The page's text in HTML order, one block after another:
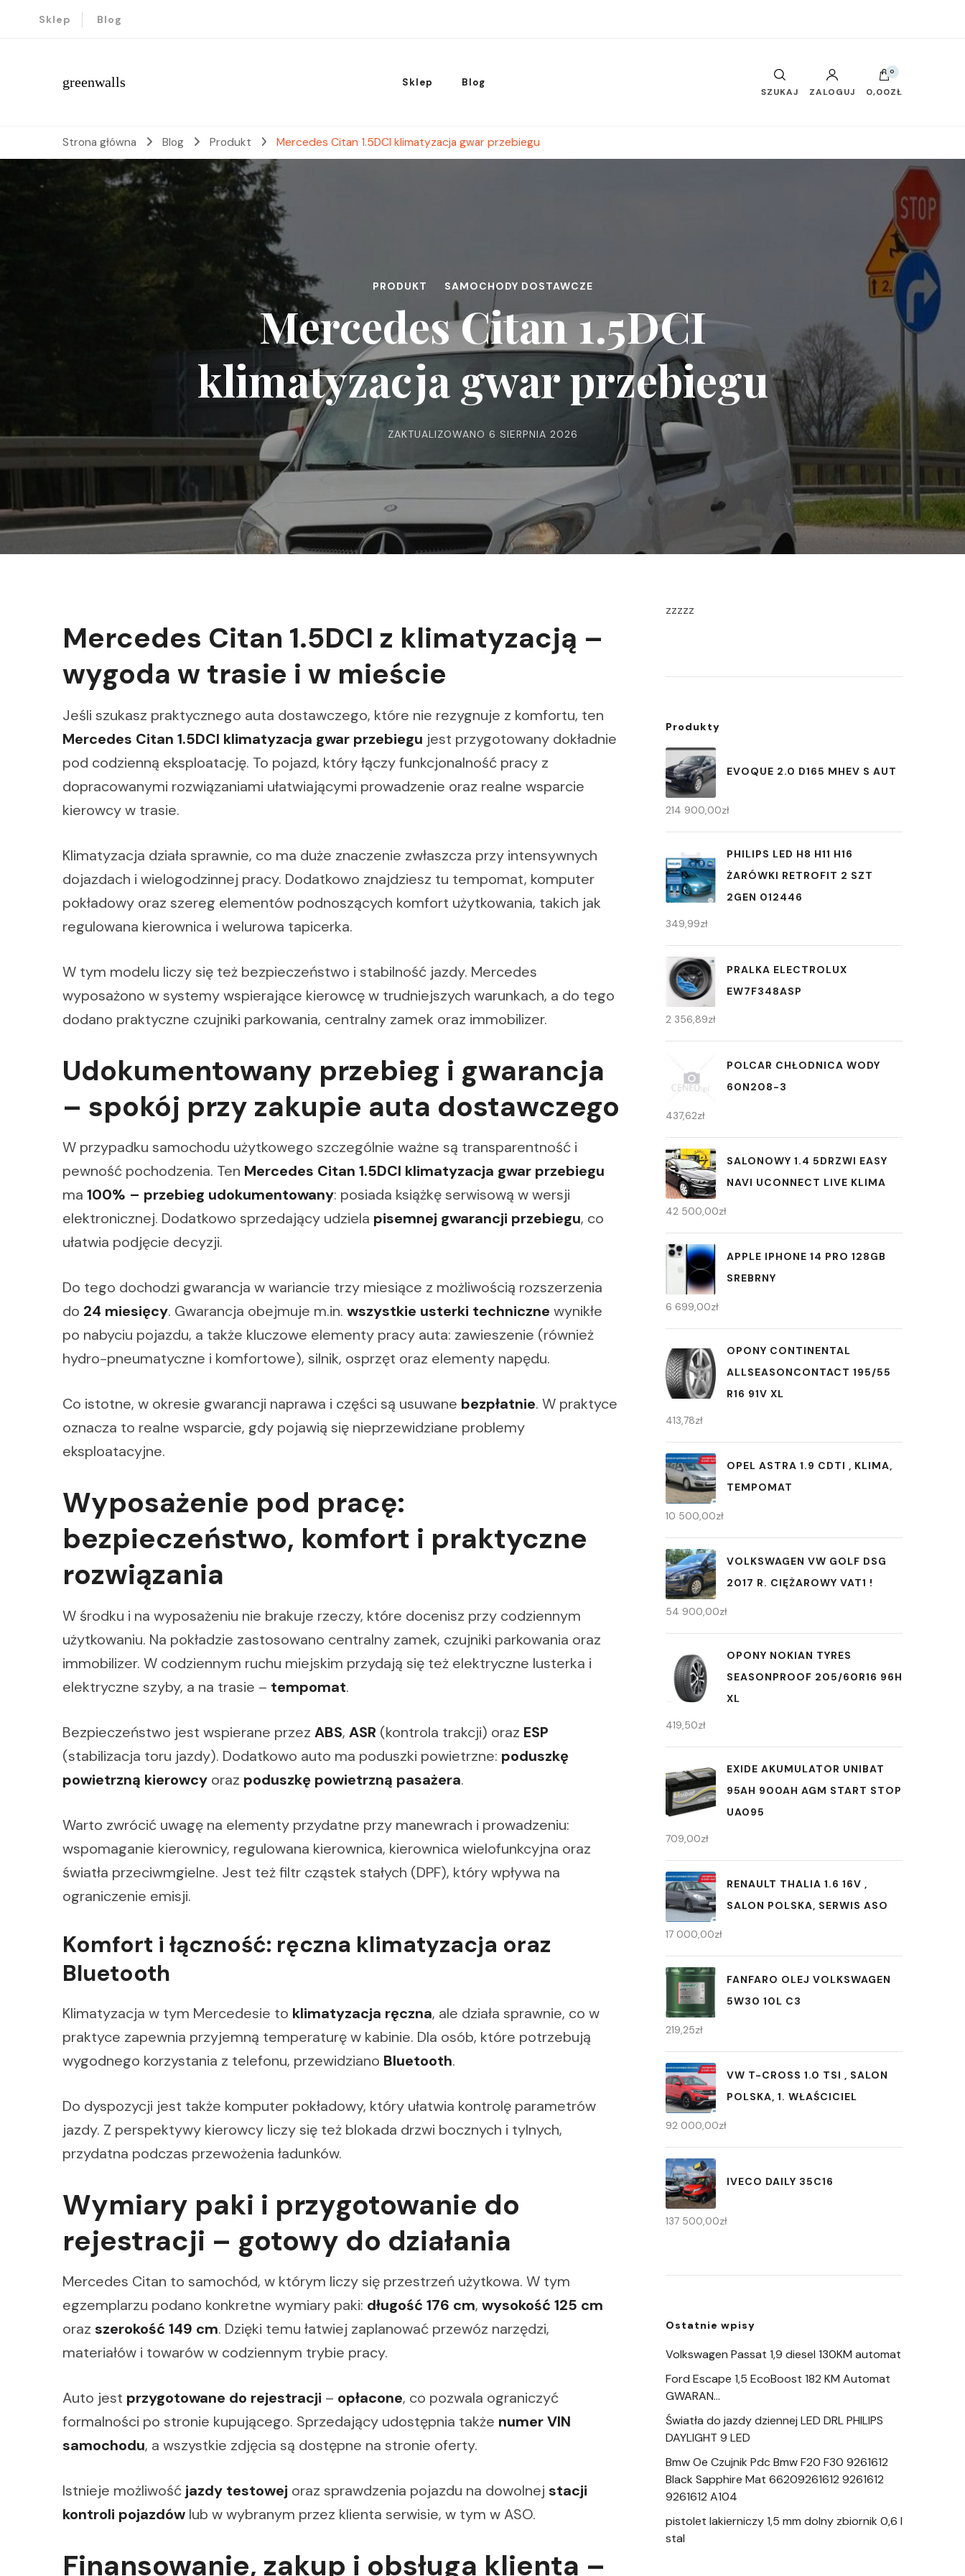
Sklep Blog
greenwalls Sklep Blog
SZUKAJ ZALOGUJ
0
0,00ZŁ
Strona główna Blog Produkt Mercedes Citan 1.5DCI klimatyzacja gwar przebiegu
PRODUKT SAMOCHODY DOSTAWCZE
Mercedes Citan 1.5DCI
klimatyzacja gwar przebiegu
ZAKTUALIZOWANO 6 SIERPNIA 2026
Mercedes Citan 1.5DCI z klimatyzacją –
wygoda w trasie i w mieście
Jeśli szukasz praktycznego auta dostawczego, które nie rezygnuje z komfortu, ten
Mercedes Citan 1.5DCI klimatyzacja gwar przebiegu jest przygotowany dokładnie
pod codzienną eksploatację. To pojazd, który łączy funkcjonalność pracy z
dopracowanymi rozwiązaniami ułatwiającymi prowadzenie oraz realne wsparcie
kierowcy w trasie.
Klimatyzacja działa sprawnie, co ma duże znaczenie zwłaszcza przy intensywnych
dojazdach i wielogodzinnej pracy. Dodatkowo znajdziesz tu tempomat, komputer
pokładowy oraz szereg elementów podnoszących komfort użytkowania, takich jak
regulowana kierownica i welurowa tapicerka.
W tym modelu liczy się też bezpieczeństwo i stabilność jazdy. Mercedes
wyposażono w systemy wspierające kierowcę w trudniejszych warunkach, a do tego
dodano praktyczne czujniki parkowania, centralny zamek oraz immobilizer.
Udokumentowany przebieg i gwarancja
– spokój przy zakupie auta dostawczego
W przypadku samochodu użytkowego szczególnie ważne są transparentność i
pewność pochodzenia. Ten Mercedes Citan 1.5DCI klimatyzacja gwar przebiegu
ma 100% – przebieg udokumentowany: posiada książkę serwisową w wersji
elektronicznej. Dodatkowo sprzedający udziela pisemnej gwarancji przebiegu, co
ułatwia podjęcie decyzji.
Do tego dochodzi gwarancja w wariancie trzy miesiące z możliwością rozszerzenia
do 24 miesięcy. Gwarancja obejmuje m.in. wszystkie usterki techniczne wynikłe
po nabyciu pojazdu, a także kluczowe elementy pracy auta: zawieszenie (również
hydro-pneumatyczne i komfortowe), silnik, osprzęt oraz elementy napędu.
Co istotne, w okresie gwarancji naprawa i części są usuwane bezpłatnie. W praktyce
oznacza to realne wsparcie, gdy pojawią się nieprzewidziane problemy
eksploatacyjne.
Wyposażenie pod pracę:
bezpieczeństwo, komfort i praktyczne
rozwiązania
W środku i na wyposażeniu nie brakuje rzeczy, które docenisz przy codziennym
użytkowaniu. Na pokładzie zastosowano centralny zamek, czujniki parkowania oraz
immobilizer. W codziennym ruchu miejskim przydają się też elektryczne lusterka i
elektryczne szyby, a na trasie – tempomat.
Bezpieczeństwo jest wspierane przez ABS, ASR (kontrola trakcji) oraz ESP
(stabilizacja toru jazdy). Dodatkowo auto ma poduszki powietrzne: poduszkę
powietrzną kierowcy oraz poduszkę powietrzną pasażera.
Warto zwrócić uwagę na elementy przydatne przy manewrach i prowadzeniu:
wspomaganie kierownicy, regulowana kierownica, kierownica wielofunkcyjna oraz
światła przeciwmgielne. Jest też filtr cząstek stałych (DPF), który wpływa na
ograniczenie emisji.
Komfort i łączność: ręczna klimatyzacja oraz
Bluetooth
Klimatyzacja w tym Mercedesie to klimatyzacja ręczna, ale działa sprawnie, co w
praktyce zapewnia przyjemną temperaturę w kabinie. Dla osób, które potrzebują
wygodnego korzystania z telefonu, przewidziano Bluetooth.
Do dyspozycji jest także komputer pokładowy, który ułatwia kontrolę parametrów
jazdy. Z perspektywy kierowcy liczy się też blokada drzwi bocznych i tylnych,
przydatna podczas przewożenia ładunków.
Wymiary paki i przygotowanie do
rejestracji – gotowy do działania
Mercedes Citan to samochód, w którym liczy się przestrzeń użytkowa. W tym
egzemplarzu podano konkretne wymiary paki: długość 176 cm, wysokość 125 cm
oraz szerokość 149 cm. Dzięki temu łatwiej zaplanować przewóz narzędzi,
materiałów i towarów w codziennym trybie pracy.
Auto jest przygotowane do rejestracji – opłacone, co pozwala ograniczyć
formalności po stronie kupującego. Sprzedający udostępnia także numer VIN
samochodu, a wszystkie zdjęcia są dostępne na stronie oferty.
Istnieje możliwość jazdy testowej oraz sprawdzenia pojazdu na dowolnej stacji
kontroli pojazdów lub w wybranym przez klienta serwisie, w tym w ASO.
Finansowanie, zakup i obsługa klienta –
zzzzz
Produkty
EVOQUE 2.0 D165 MHEV S AUT
214 900,00zł
PHILIPS LED H8 H11 H16
ŻARÓWKI RETROFIT 2 SZT
2GEN 012446
349,99zł
PRALKA ELECTROLUX
EW7F348ASP
2 356,89zł
POLCAR CHŁODNICA WODY
60N208-3
437,62zł
SALONOWY 1.4 5DRZWI EASY
NAVI UCONNECT LIVE KLIMA
42 500,00zł
APPLE IPHONE 14 PRO 128GB
SREBRNY
6 699,00zł
OPONY CONTINENTAL
ALLSEASONCONTACT 195/55
R16 91V XL
413,78zł
OPEL ASTRA 1.9 CDTI , KLIMA,
TEMPOMAT
10 500,00zł
VOLKSWAGEN VW GOLF DSG
2017 R. CIĘŻAROWY VAT1 !
54 900,00zł
OPONY NOKIAN TYRES
SEASONPROOF 205/60R16 96H
XL
419,50zł
EXIDE AKUMULATOR UNIBAT
95AH 900AH AGM START STOP
UA095
709,00zł
RENAULT THALIA 1.6 16V ,
SALON POLSKA, SERWIS ASO
17 000,00zł
FANFARO OLEJ VOLKSWAGEN
5W30 10L C3
219,25zł
VW T-CROSS 1.0 TSI , SALON
POLSKA, 1. WŁAŚCICIEL
92 000,00zł
IVECO DAILY 35C16
137 500,00zł
Ostatnie wpisy
Volkswagen Passat 1,9 diesel 130KM automat
Ford Escape 1,5 EcoBoost 182 KM Automat
GWARAN…
Światła do jazdy dziennej LED DRL PHILIPS
DAYLIGHT 9 LED
Bmw Oe Czujnik Pdc Bmw F20 F30 9261612
Black Sapphire Mat 66209261612 9261612
9261612 A104
pistolet lakierniczy 1,5 mm dolny zbiornik 0,6 l
stal